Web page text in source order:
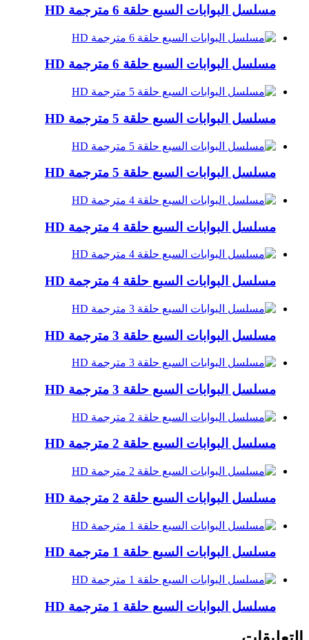
مسلسل البوابات السبع حلقة 6 مترجمة HD
مسلسل البوابات السبع حلقة 6 مترجمة HD
مسلسل البوابات السبع حلقة 5 مترجمة HD
مسلسل البوابات السبع حلقة 5 مترجمة HD
مسلسل البوابات السبع حلقة 4 مترجمة HD
مسلسل البوابات السبع حلقة 4 مترجمة HD
مسلسل البوابات السبع حلقة 3 مترجمة HD
مسلسل البوابات السبع حلقة 3 مترجمة HD
مسلسل البوابات السبع حلقة 2 مترجمة HD
مسلسل البوابات السبع حلقة 2 مترجمة HD
مسلسل البوابات السبع حلقة 1 مترجمة HD
مسلسل البوابات السبع حلقة 1 مترجمة HD